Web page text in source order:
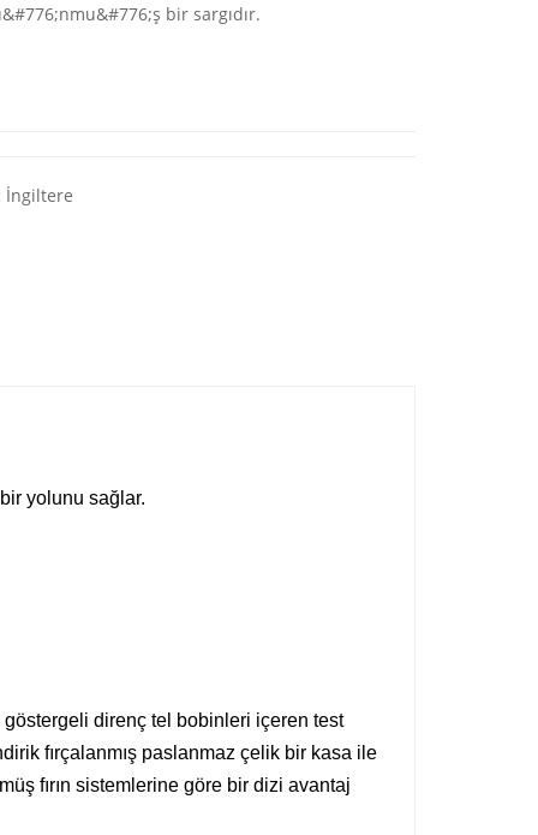
bir sargıdır.
İngiltere
bir yolunu sağlar.
göstergeli direnç tel bobinleri içeren test
fırçalanmış paslanmaz çelik bir kasa ile
fırın sistemlerine göre bir dizi avantaj